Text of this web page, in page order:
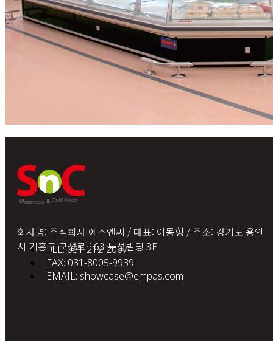
회사명: 주식회사 에스엔씨 / 대표: 이동형 / 주소: 경기도 용인
시 기흥구 구성로 163 부성빌딩 3F
TEL: 031-212-2007
FAX: 031-8005-9939
EMAIL: showcase@empas.com